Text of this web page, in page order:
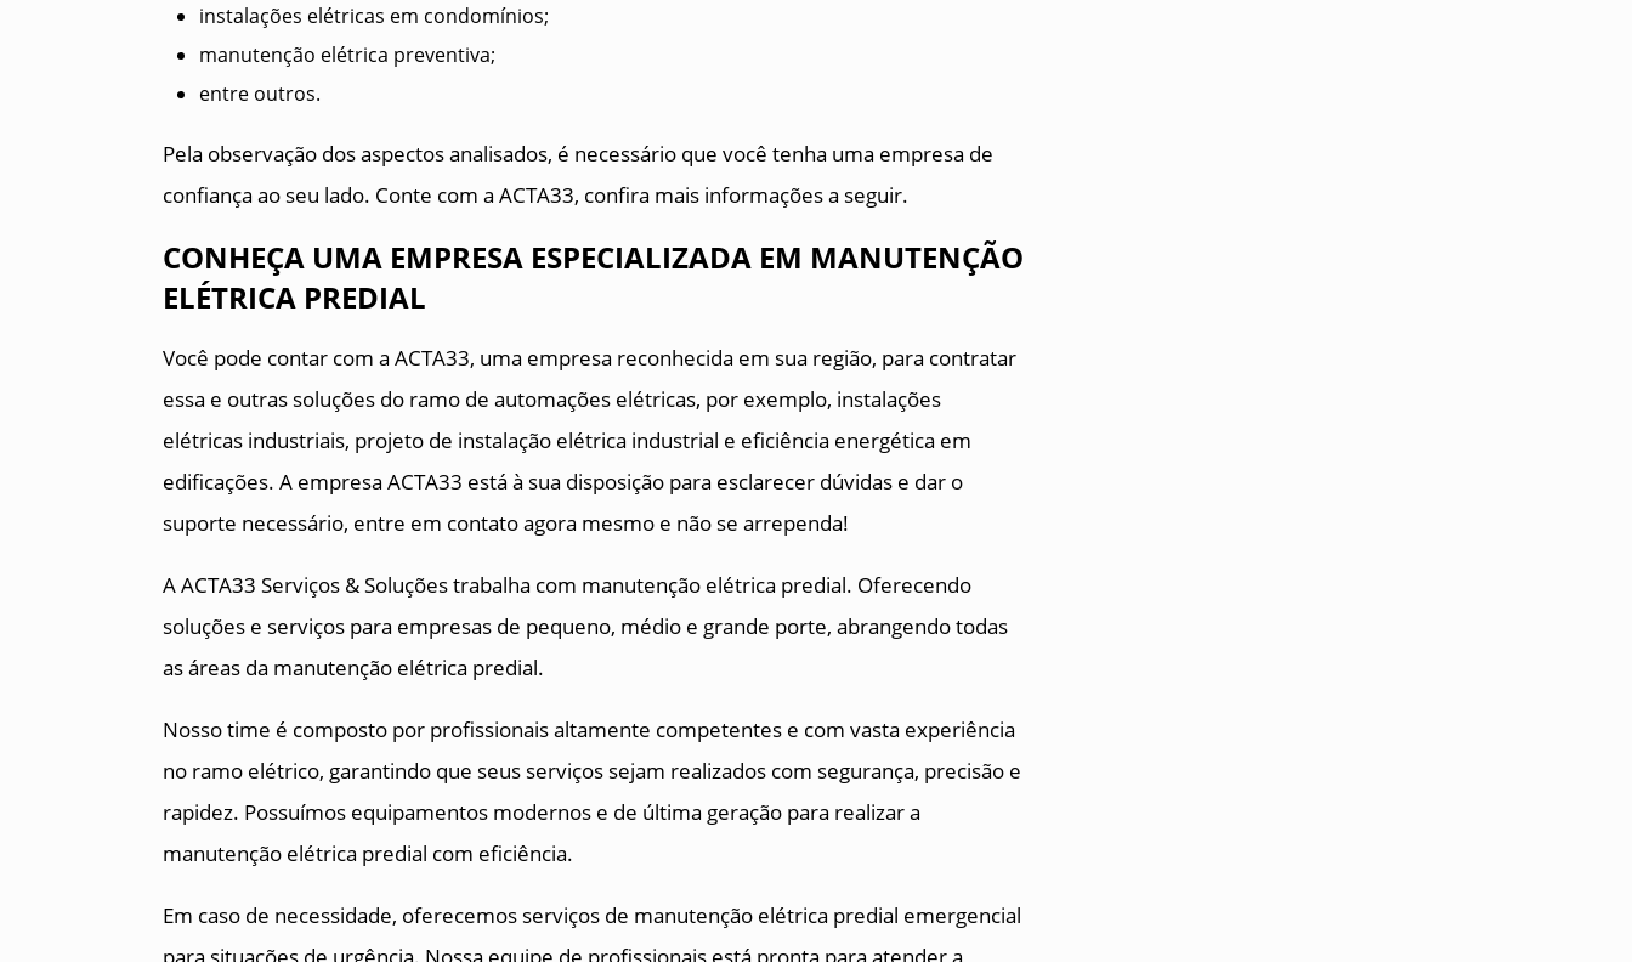
instalações elétricas em condomínios;
manutenção elétrica preventiva;
entre outros.
Pela observação dos aspectos analisados, é necessário que você tenha uma empresa de
confiança ao seu lado. Conte com a ACTA33, confira mais informações a seguir.
CONHEÇA UMA EMPRESA ESPECIALIZADA EM MANUTENÇÃO
ELÉTRICA PREDIAL
Você pode contar com a ACTA33, uma empresa reconhecida em sua região, para contratar
essa e outras soluções do ramo de automações elétricas, por exemplo, instalações
elétricas industriais, projeto de instalação elétrica industrial e eficiência energética em
edificações. A empresa ACTA33 está à sua disposição para esclarecer dúvidas e dar o
suporte necessário, entre em contato agora mesmo e não se arrependa!
A ACTA33 Serviços & Soluções trabalha com manutenção elétrica predial. Oferecendo
soluções e serviços para empresas de pequeno, médio e grande porte, abrangendo todas
as áreas da manutenção elétrica predial.
Nosso time é composto por profissionais altamente competentes e com vasta experiência
no ramo elétrico, garantindo que seus serviços sejam realizados com segurança, precisão e
rapidez. Possuímos equipamentos modernos e de última geração para realizar a
manutenção elétrica predial com eficiência.
Em caso de necessidade, oferecemos serviços de manutenção elétrica predial emergencial
para situações de urgência. Nossa equipe de profissionais está pronta para atender a